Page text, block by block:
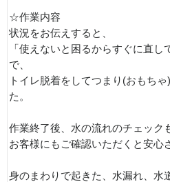
☆作業内容
状況をお伝えすると、
「使えないと困るからすぐに直
で、
トイレ脱着をしてつまり(おもち
た。
作業終了後、水の流れのチェック
お客様にもご確認いただくと安心
身のまわりで起きた、水漏れ、水